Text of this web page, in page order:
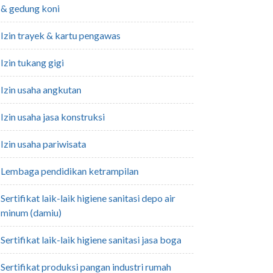
& gedung koni
izin trayek & kartu pengawas
izin tukang gigi
izin usaha angkutan
izin usaha jasa konstruksi
izin usaha pariwisata
lembaga pendidikan ketrampilan
sertifikat laik-laik higiene sanitasi depo air
minum (damiu)
sertifikat laik-laik higiene sanitasi jasa boga
sertifikat produksi pangan industri rumah